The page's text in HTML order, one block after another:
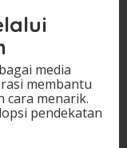
media
membantu
cara menarik.
pendekatan